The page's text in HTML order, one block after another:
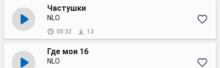
Частушки
NLO
00:32 13
Где мои 16
NLO